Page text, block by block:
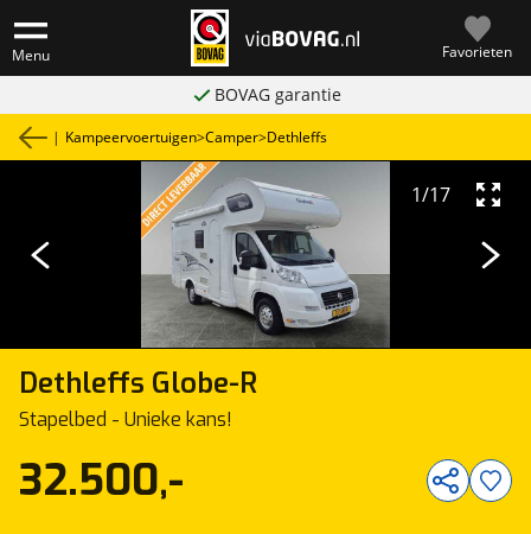
Menu Favorieten
BOVAG garantie
| Kampeervoertuigen>Camper>Dethleffs
Dethleffs Globe-R
Stapelbed - Unieke kans!
1/17
32.500,-